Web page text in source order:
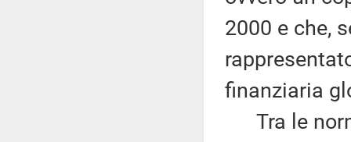
2000 e che,
finanziaria
Tra le